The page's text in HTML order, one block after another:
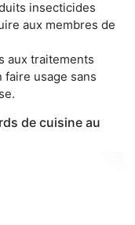
insecticides
aux membres de
aux traitements
usage sans
de cuisine au